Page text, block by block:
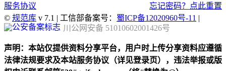
服务协议
忘记密码？点此重置
© 规范库 v 7.1 | 工信部备案号： 蜀ICP备12020960号-11 |
川公网安备 51010602001426号
声明：本站仅提供资料分享平台，用户时上传分享资料应遵循
法律法规要求及本站服务协议（详见登录页），违法举报或版